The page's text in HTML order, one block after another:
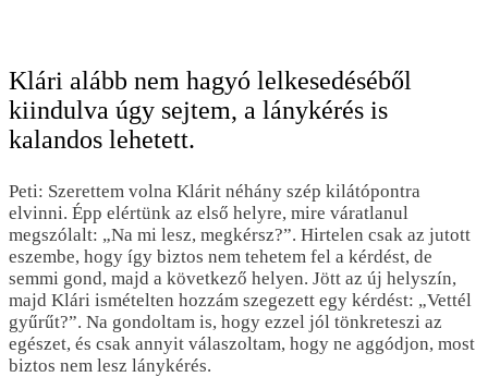
Klári alább nem hagyó lelkesedéséből
kiindulva úgy sejtem, a lánykérés is
kalandos lehetett.
Peti: Szerettem volna Klárit néhány szép kilátópontra
elvinni. Épp elértünk az első helyre, mire váratlanul
megszólalt: „Na mi lesz, megkérsz?”. Hirtelen csak az jutott
eszembe, hogy így biztos nem tehetem fel a kérdést, de
semmi gond, majd a következő helyen. Jött az új helyszín,
majd Klári ismételten hozzám szegezett egy kérdést: „Vettél
gyűrűt?”. Na gondoltam is, hogy ezzel jól tönkreteszi az
egészet, és csak annyit válaszoltam, hogy ne aggódjon, most
biztos nem lesz lánykérés.